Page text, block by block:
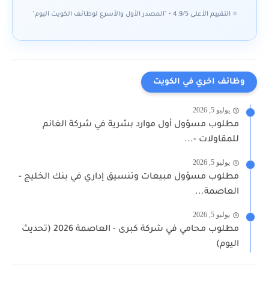
⭐ التقييم الأعلى 4.9/5 • "المصدر الأول والأسرع لوظائف الكويت اليوم"
وظائف اخري في الكويت
يوليو 5, 2026
مطلوب مسؤول أول موارد بشرية في شركة الغانم
للمقاولات -...
يوليو 5, 2026
مطلوب مسؤول مبيعات وتنسيق إداري في بنك الخليج -
العاصمة...
يوليو 5, 2026
مطلوب محامي في شركة كبرى - العاصمة 2026 (تحديث
اليوم)